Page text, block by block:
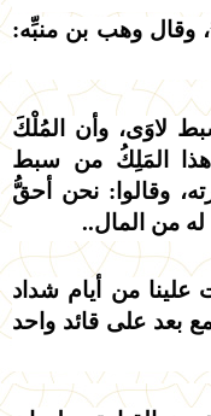
وقال وهب بن منبِّه:
لاوَى، وأن المُلْكَ
المَلِكُ من سبط
وقالوا: نحن أحقُّ
له من المال..
من أيام شداد
بعد على قائد واحد